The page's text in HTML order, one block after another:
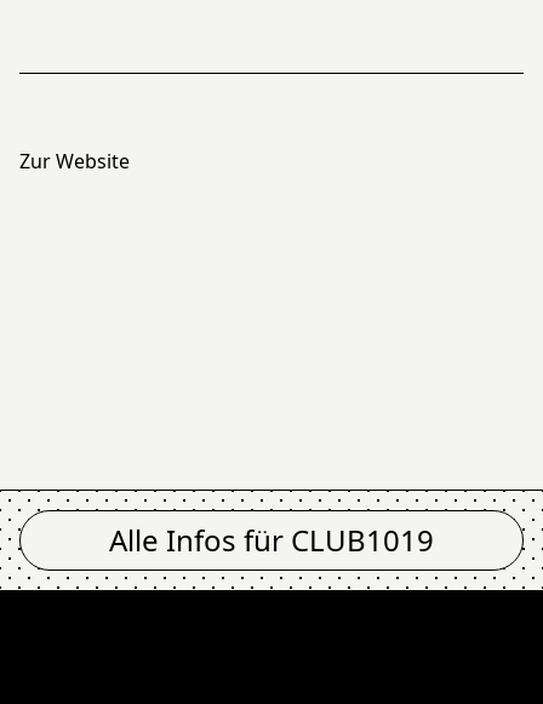
Zur Website
Alle Infos für CLUB1019